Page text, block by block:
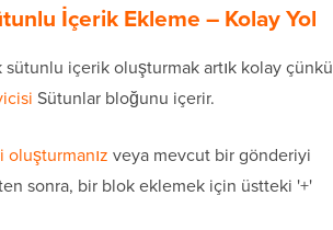
İçerik Ekleme – Kolay Yol
içerik oluşturmak artık kolay çünkü
Sütunlar bloğunu içerir.
veya mevcut bir gönderiyi
sonra, bir blok eklemek için üstteki '+'